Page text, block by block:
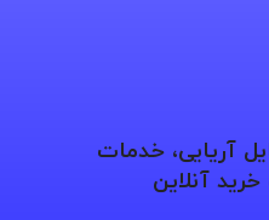
آریایی، خدمات
آنلاین